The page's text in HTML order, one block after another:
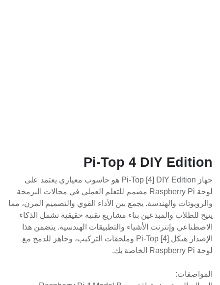
Pi-Top 4 DIY Edition
جهاز Pi-Top [4] DIY Edition هو حاسوب معياري يعتمد على
لوحة Raspberry Pi مصمم للتعلم العملي في مجالات البرمجة
والروبوتات والهندسة. يجمع بين الأداء القوي والتصميم المرن، مما
يتيح للطلاب والمبدعين بناء مشاريع تقنية حقيقية تشمل الذكاء
الاصطناعي وإنترنت الأشياء والتطبيقات الهندسية. يتضمن هذا
الإصدار هيكل Pi-Top [4] وملحقات التركيب، وجاهز للدمج مع
لوحة Raspberry Pi الخاصة بك.
المواصفات: